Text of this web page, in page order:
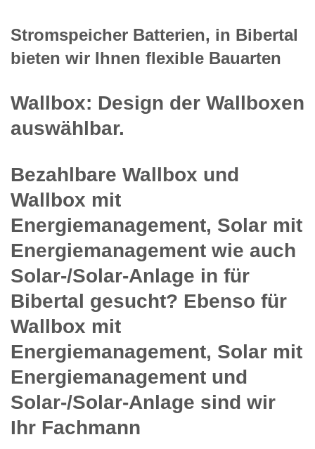
Stromspeicher Batterien, in Bibertal
bieten wir Ihnen flexible Bauarten
Wallbox: Design der Wallboxen
auswählbar.
Bezahlbare Wallbox und
Wallbox mit
Energiemanagement, Solar mit
Energiemanagement wie auch
Solar-/Solar-Anlage in für
Bibertal gesucht? Ebenso für
Wallbox mit
Energiemanagement, Solar mit
Energiemanagement und
Solar-/Solar-Anlage sind wir
Ihr Fachmann